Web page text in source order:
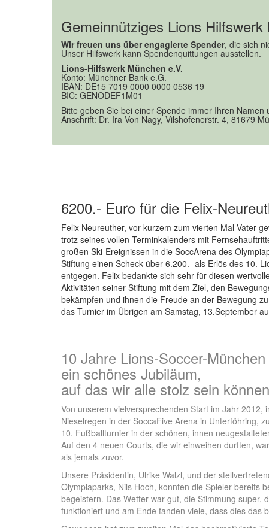
vornehmlich bei Kindern und Jugendlichen zu fördern,
Menschlichkeit, Nachhaltigkeit, Natur und Familie u.a.
schlau“ zu vermitteln.
Gemeinnütziges Lions Hilfswerk
Wir freuen uns über engagierte Spender, die sich
Unser Hilfswerk kann Spendenquittungen ausstellen.
Lions-Hilfswerk München e.V.
Konto: Münchner Bank e.G.
IBAN: DE15 7019 0000 0000 0536 19
BIC: GENODEF1M01
Bitte geben Sie bei einer Spende immer Ihren
Anschrift: Dr. Ira Von Nagy, Vilshofenerstr. 4, 81679
6200.- Euro für die Felix-
Felix Neureuther, vor kurzem zum vierten Mal Vater
trotz seines vollen Terminkalenders mit
großen Ski-Ereignissen in die SoccArena des
Stiftung einen Scheck über 6.200.- als Erlös des 10.
entgegen. Felix bedankte sich sehr für diesen
Aktivitäten seiner Stiftung mit dem Ziel, den
bekämpfen und ihnen die Freude an der Bewegung
das Turnier im Übrigen am Samstag, 13.September
10 Jahre Lions-Soccer-
ein schönes Jubiläum,
auf das wir alle stolz sein
Von unserem vielversprechenden Start im Jahr 2012,
Nieselregen in der SoccaFive Arena in Unterföhring,
10. Fußballturnier in der schönen, innen
Auf den 4 neuen Courts, die wir einweihen durften,
als jemals zuvor.
Unsere Präsidentin, Ulrike Walzl, und der
Olympiaparks, Nils Hoch, konnten die Spieler bereits
begeistern. Das Wetter war gut, die Stimmung super,
funktioniert und am Ende fanden viele, dass dies das